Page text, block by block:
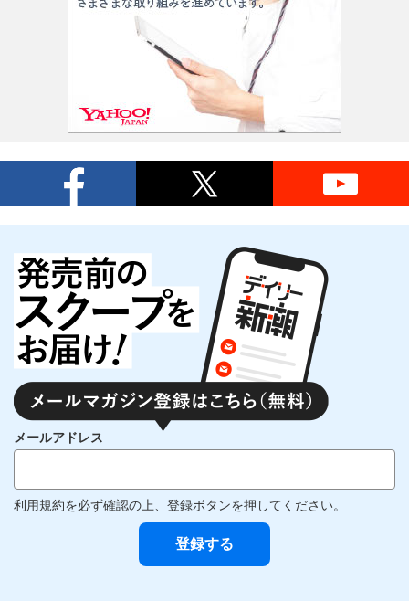
メールアドレス
利用規約を必ず確認の上、登録ボタンを押してください。